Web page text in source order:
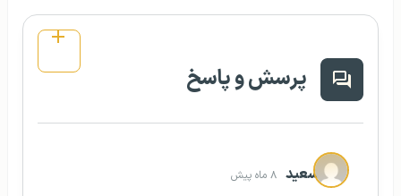
پرسش و پاسخ
سعید ۸ ماه پیش